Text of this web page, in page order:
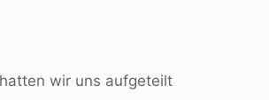
wir uns aufgeteilt